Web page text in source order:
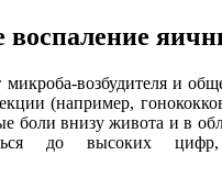
воспаление
возбудителя и
(например,
боли внизу живота и в
до высоких цифр,